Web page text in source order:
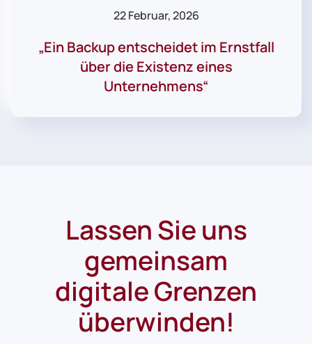
22 Februar, 2026
„Ein Backup entscheidet im Ernstfall
über die Existenz eines
Unternehmens“
Lassen Sie uns
gemeinsam
digitale Grenzen
überwinden!